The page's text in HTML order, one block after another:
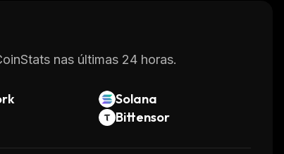
nas últimas 24 horas.
Solana
Bittensor